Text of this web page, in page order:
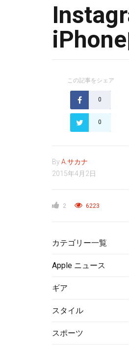
この記事をシェア
0
0
By A.サカナ
2015年4月2日
2 6223
カテゴリー一覧
Apple ニュース
ギア
スタイル
スポーツ